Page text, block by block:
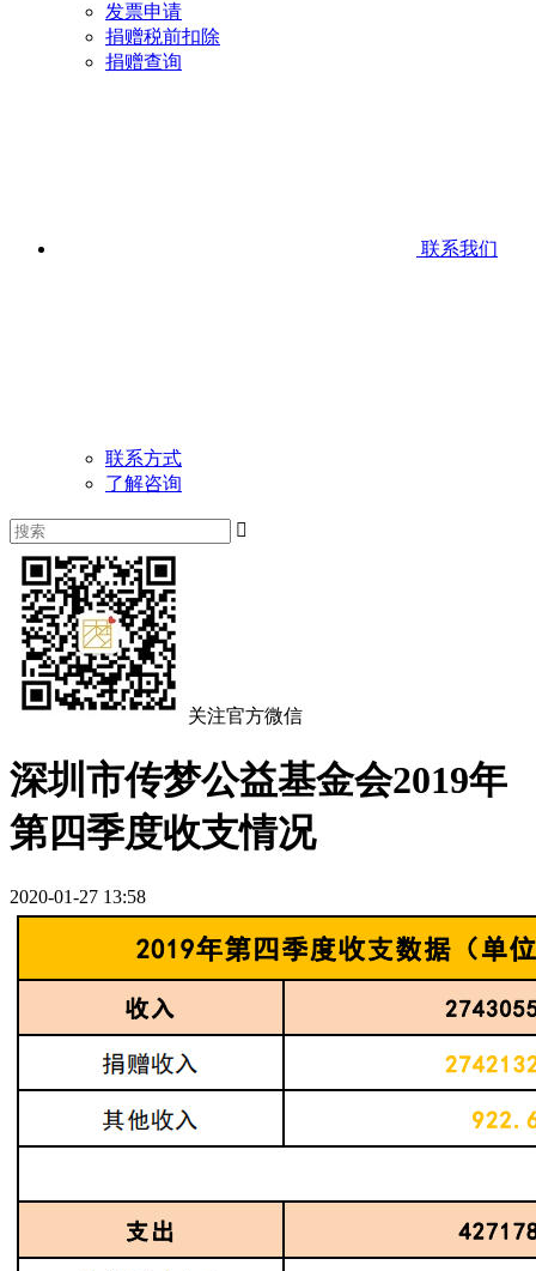
发票申请
捐赠税前扣除
捐赠查询
联系我们
联系方式
了解咨询

关注官方微信
深圳市传梦公益基金会2019年
第四季度收支情况
2020-01-27 13:58